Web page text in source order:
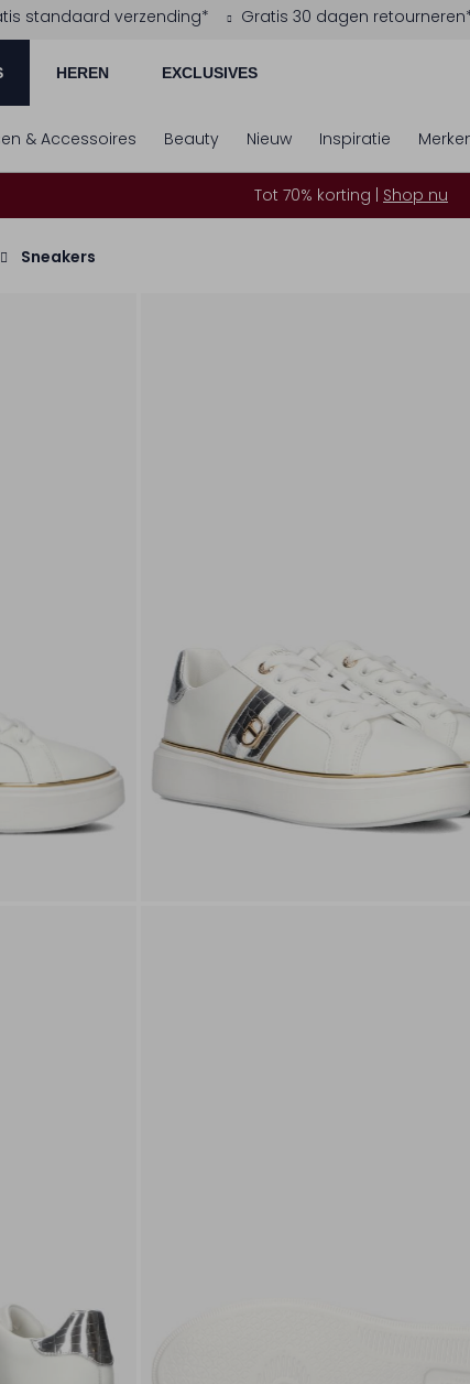
standaard verzending* Gratis 30 dagen
HEREN EXCLUSIVES
& Accessoires Beauty Nieuw Inspiratie
Tot 70% korting | Shop nu
Sneakers